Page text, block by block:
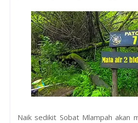
Naik sedikit Sobat Mlampah akan